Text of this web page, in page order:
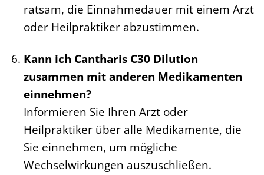
ratsam, die Einnahmedauer mit einem Arzt
oder Heilpraktiker abzustimmen.
Kann ich Cantharis C30 Dilution
zusammen mit anderen Medikamenten
einnehmen?
Informieren Sie Ihren Arzt oder
Heilpraktiker über alle Medikamente, die
Sie einnehmen, um mögliche
Wechselwirkungen auszuschließen.